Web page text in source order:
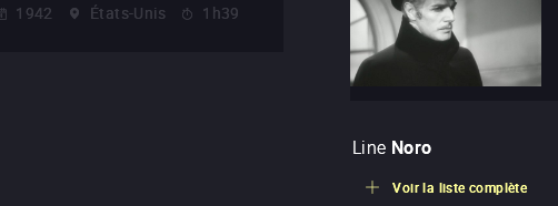
1942 États-Unis 1h39
Line Noro
Voir la liste complète